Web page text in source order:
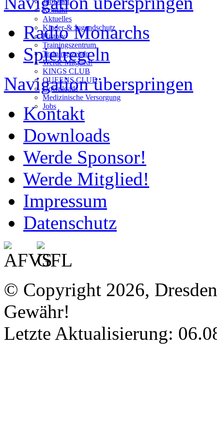
Kontakt
Aktuelles
Kinder-& Jugendschutz
History
Trainingszentrum
Trainingszeiten
Werde Mitglied!
KINGS CLUB
QUEENS CLUB
Downloads
Medizinische Versorgung
Jobs
Radio Monarchs
Spielregeln
Navigation überspringen
Kontakt
Downloads
Werde Sponsor!
Werde Mitglied!
Impressum
Datenschutz
© Copyright 2026,
Gewähr!
Letzte Aktualisierung: